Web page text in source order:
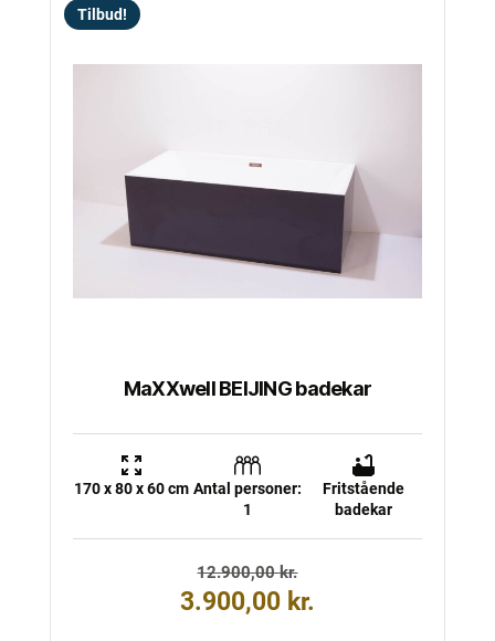
Tilbud!
MaXXwell BEIJING badekar
170 x 80 x 60 cm Antal personer:
1
Fritstående
badekar
12.900,00kr.
Den
oprindelige
pris
3.900,00 kr.
Den
aktuelle
pris